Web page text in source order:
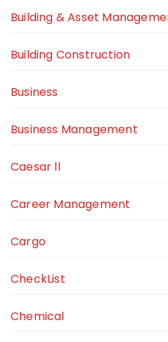
Building & Asset
Building Construction
Business
Business Management
Caesar ll
Career Management
Cargo
CheckList
Chemical